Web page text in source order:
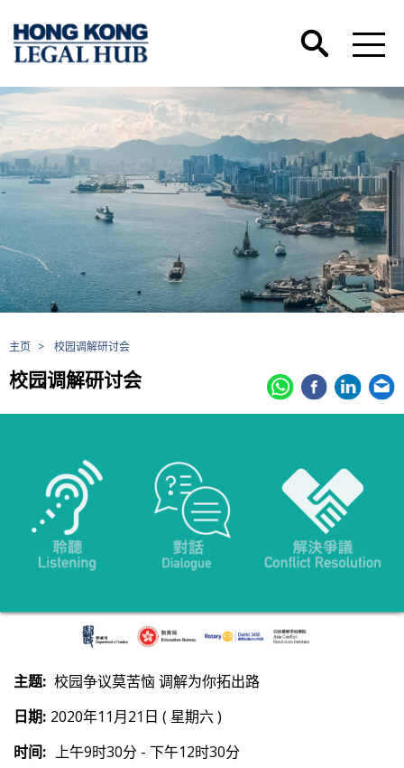
主页 > 校园调解研讨会
校园调解研讨会
主题: 校园争议莫苦恼 调解为你拓出路
日期: 2020年11月21日 ( 星期六 )
时间: 上午9时30分 - 下午12时30分